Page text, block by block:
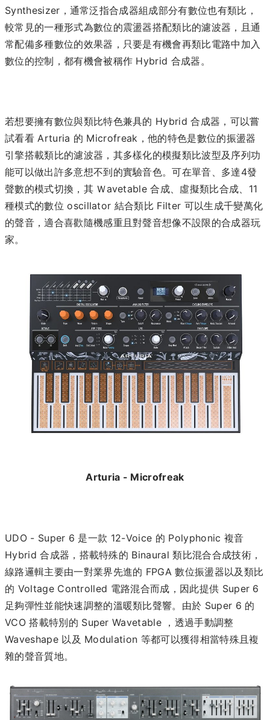
Synthesizer，通常泛指合成器組成部分有數位也有類比，
較常見的一種形式為數位的震盪器搭配類比的濾波器，且通
常配備多種數位的效果器，只要是有機會再類比電路中加入
數位的控制，都有機會被稱作 Hybrid 合成器。
若想要擁有數位與類比特色兼具的 Hybrid 合成器，可以嘗
試看看 Arturia 的 Microfreak，他的特色是數位的振盪器
引擎搭載類比的濾波器，其多樣化的模擬類比波型及序列功
能可以做出許多意想不到的實驗音色。可在單音、多達4發
聲數的模式切換，其 Ｗavetable 合成、虛擬類比合成、11
種模式的數位 oscillator 結合類比 Filter 可以生成千變萬化
的聲音，適合喜歡隨機感重且對聲音想像不設限的合成器玩
家。
Arturia - Microfreak
UDO - Super 6 是一款 12-Voice 的 Polyphonic 複音
Hybrid 合成器，搭載特殊的 Binaural 類比混合合成技術，
線路邏輯主要由一對業界先進的 FPGA 數位振盪器以及類比
的 Voltage Controlled 電路混合而成，因此提供 Super 6
足夠彈性並能快速調整的溫暖類比聲響。由於 Super 6 的
VCO 搭載特別的 Super Wavetable ，透過手動調整
Waveshape 以及 Modulation 等都可以獲得相當特殊且複
雜的聲音質地。